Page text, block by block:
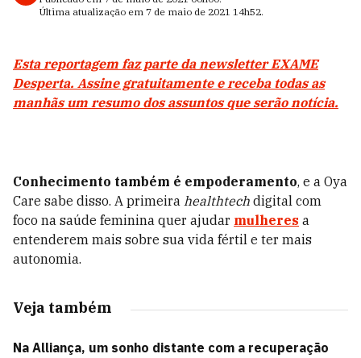
Última atualização em 7 de maio de 2021 14h52.
Esta reportagem faz parte da newsletter EXAME
Desperta. Assine gratuitamente e receba todas as
manhãs um resumo dos assuntos que serão notícia.
Conhecimento também é empoderamento, e a Oya
Care sabe disso. A primeira healthtech digital com
foco na saúde feminina quer ajudar mulheres a
entenderem mais sobre sua vida fértil e ter mais
autonomia.
Veja também
Na Alliança, um sonho distante com a recuperação